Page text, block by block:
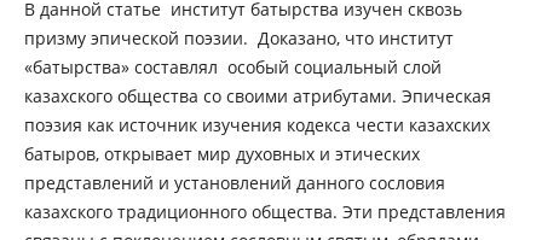
В данной статье институт батырства изучен сквозь
призму эпической поэзии. Доказано, что институт
«батырства» составлял особый социальный слой
казахского общества со своими атрибутами. Эпическая
поэзия как источник изучения кодекса чести казахских
батыров, открывает мир духовных и этических
представлений и установлений данного сословия
казахского традиционного общества. Эти представления